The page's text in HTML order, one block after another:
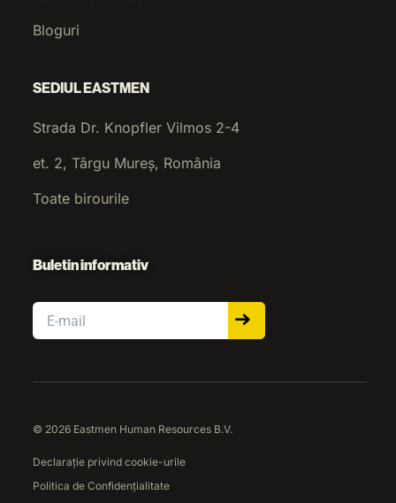
Bloguri
SEDIUL EASTMEN
Strada Dr. Knopfler Vilmos 2-4
et. 2, Târgu Mureș, România
Toate birourile
Buletin informativ
Email
© 2026 Eastmen Human Resources B.V.
Declarație privind cookie-urile
Politica de Confidențialitate